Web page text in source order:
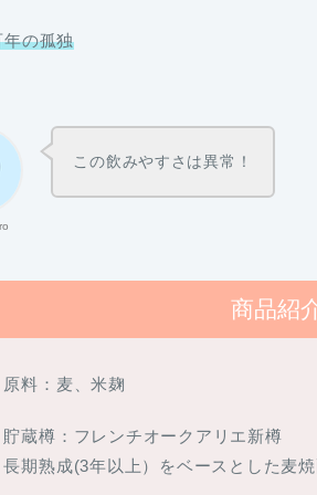
年の孤独
この飲みやすさは異常 ！
商品紹
原料：麦、米麹
貯蔵樽：フレンチオークアリエ新樽
長期熟成(3年以上）をベースとした麦